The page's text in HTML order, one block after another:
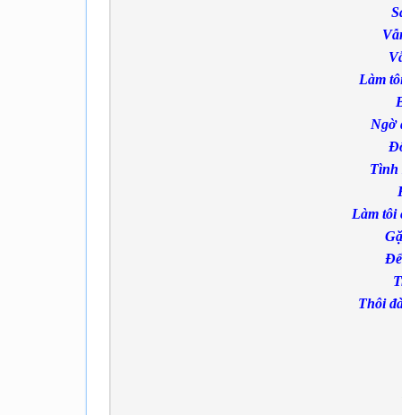
Làm
Ngờ
Tình
Làm tôi
Thôi